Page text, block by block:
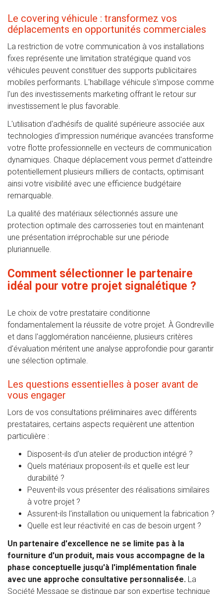
Le covering véhicule : transformez vos
déplacements en opportunités commerciales
La restriction de votre communication à vos installations
fixes représente une limitation stratégique quand vos
véhicules peuvent constituer des supports publicitaires
mobiles performants. L'habillage véhicule s'impose comme
l'un des investissements marketing offrant le retour sur
investissement le plus favorable.
L'utilisation d'adhésifs de qualité supérieure associée aux
technologies d'impression numérique avancées transforme
votre flotte professionnelle en vecteurs de communication
dynamiques. Chaque déplacement vous permet d'atteindre
potentiellement plusieurs milliers de contacts, optimisant
ainsi votre visibilité avec une efficience budgétaire
remarquable.
La qualité des matériaux sélectionnés assure une
protection optimale des carrosseries tout en maintenant
une présentation irréprochable sur une période
pluriannuelle.
Comment sélectionner le partenaire
idéal pour votre projet signalétique ?
Le choix de votre prestataire conditionne
fondamentalement la réussite de votre projet. À Gondreville
et dans l'agglomération nancéienne, plusieurs critères
d'évaluation méritent une analyse approfondie pour garantir
une sélection optimale.
Les questions essentielles à poser avant de
vous engager
Lors de vos consultations préliminaires avec différents
prestataires, certains aspects requièrent une attention
particulière :
Disposent-ils d'un atelier de production intégré ?
Quels matériaux proposent-ils et quelle est leur
durabilité ?
Peuvent-ils vous présenter des réalisations similaires
à votre projet ?
Assurent-ils l'installation ou uniquement la fabrication ?
Quelle est leur réactivité en cas de besoin urgent ?
Un partenaire d'excellence ne se limite pas à la
fourniture d'un produit, mais vous accompagne de la
phase conceptuelle jusqu'à l'implémentation finale
avec une approche consultative personnalisée. La
Société Message se distingue par son expertise technique